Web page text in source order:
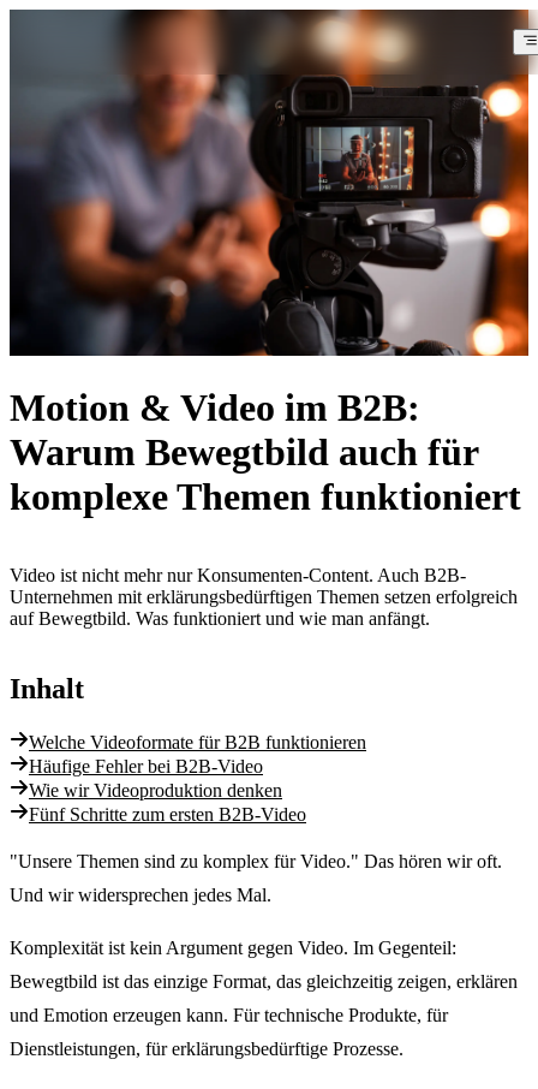
Motion & Video im B2B:
Warum Bewegtbild auch für
komplexe Themen funktioniert
Video ist nicht mehr nur Konsumenten-Content. Auch B2B-
Unternehmen mit erklärungsbedürftigen Themen setzen erfolgreich
auf Bewegtbild. Was funktioniert und wie man anfängt.
Inhalt
Welche Videoformate für B2B funktionieren
Häufige Fehler bei B2B-Video
Wie wir Videoproduktion denken
Fünf Schritte zum ersten B2B-Video
"Unsere Themen sind zu komplex für Video." Das hören wir oft.
Und wir widersprechen jedes Mal.
Komplexität ist kein Argument gegen Video. Im Gegenteil:
Bewegtbild ist das einzige Format, das gleichzeitig zeigen, erklären
und Emotion erzeugen kann. Für technische Produkte, für
Dienstleistungen, für erklärungsbedürftige Prozesse.